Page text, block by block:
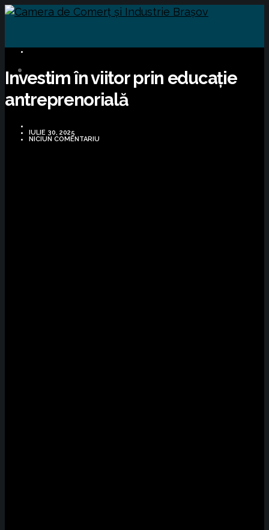
Investim în viitor prin educație
antreprenorială
IULIE 30, 2025
NICIUN COMENTARIU